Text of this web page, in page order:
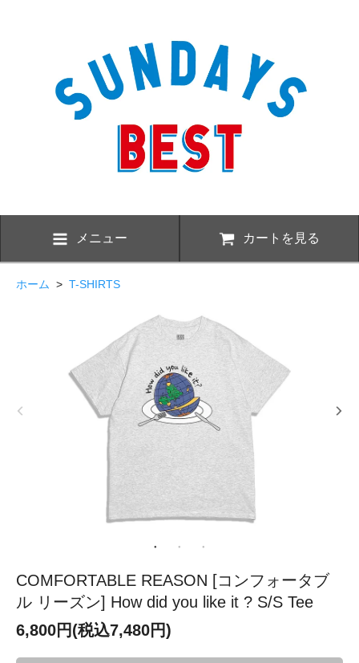
メニュー カートを見る
ホーム > T-SHIRTS
COMFORTABLE REASON [コンフォータブ
ル リーズン] How did you like it ? S/S Tee
6,800円(税込7,480円)